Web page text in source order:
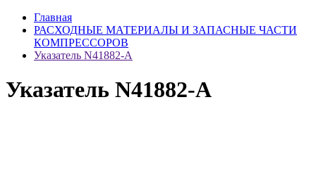
Главная
РАСХОДНЫЕ МАТЕРИАЛЫ И ЗАПАСНЫЕ ЧАСТИ
КОМПРЕССОРОВ
Указатель N41882-A
Указатель N41882-A